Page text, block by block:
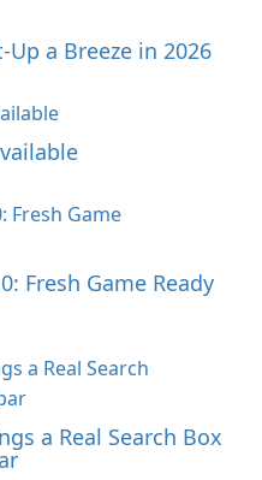
a Breeze in 2026
Fresh Game Ready
a Real Search Box